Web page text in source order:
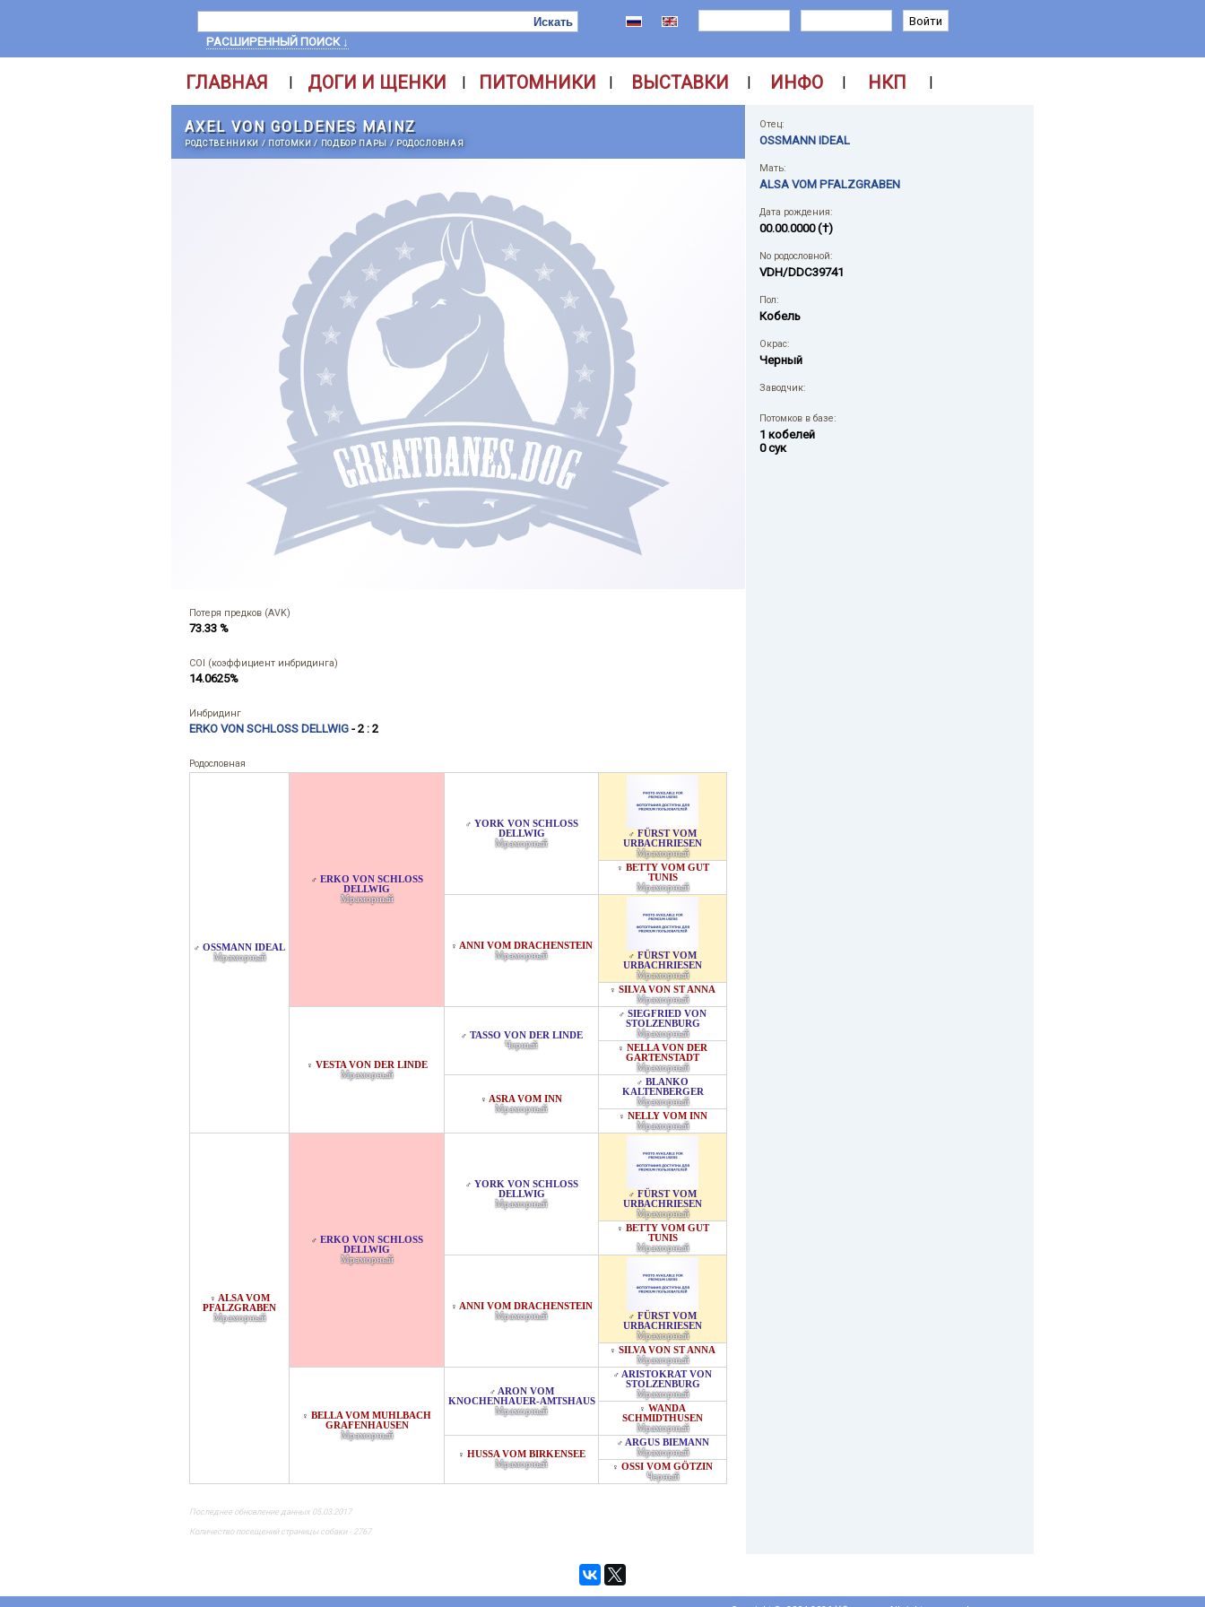
РАСШИРЕННЫЙ ПОИСК ↓
ГЛАВНАЯ | ДОГИ И ЩЕНКИ | ПИТОМНИКИ | ВЫСТАВКИ | ИНФО | НКП |
AXEL VON GOLDENES MAINZ
РОДСТВЕННИКИ / ПОТОМКИ/ ПОДБОР ПАРЫ / РОДОСЛОВНАЯ
Потеря предков (AVK)
73.33 %
COI (коэффициент инбридинга)
14.0625%
Инбридинг
ERKO VON SCHLOSS DELLWIG - 2 : 2
Родословная
♂ OSSMANN IDEAL
Мраморный
♂ ERKO VON SCHLOSS D
ELLWIG
Мраморный
♂ YORK VON SCHLOSS D
ELLWIG
Мраморный
♂ FÜRST VOM
URBACHRIESEN
Мраморный
♀ BETTY VOM GUT
TUNIS
Мраморный
♀ ANNI VOM DRACHENSTEIN
Мраморный
♂ FÜRST VOM
URBACHRIESEN
Мраморный
♀ SILVA VON ST ANNA
Мраморный
♀ VESTA VON DER LINDE
Мраморный
♂ TASSO VON DER LINDE
Черный
♂ SIEGFRIED VON
STOLZENBURG
Мраморный
♀ NELLA VON DER
GARTENSTADT
Мраморный
♀ ASRA VOM INN
Мраморный
♂ BLANKO
KALTENBERGER
Мраморный
♀ NELLY VOM INN
Мраморный
♀ ALSA VOM
PFALZGRABEN
Мраморный
♂ ERKO VON SCHLOSS D
ELLWIG
Мраморный
♂ YORK VON SCHLOSS D
ELLWIG
Мраморный
♂ FÜRST VOM
URBACHRIESEN
Мраморный
♀ BETTY VOM GUT
TUNIS
Мраморный
♀ ANNI VOM DRACHENSTEIN
Мраморный
♂ FÜRST VOM
URBACHRIESEN
Мраморный
♀ SILVA VON ST ANNA
Мраморный
♀ BELLA VOM MUHLBACH
GRAFENHAUSEN
Мраморный
♂ ARON VOM
KNOCHENHAUER-AMTSHAUS
Мраморный
♂ ARISTOKRAT VON
STOLZENBURG
Мраморный
♀ WANDA
SCHMIDTHUSEN
Мраморный
♀ HUSSA VOM BIRKENSEE
Мраморный
♂ ARGUS BIEMANN
Мраморный
♀ OSSI VOM GÖTZIN
Черный
Последнее обновление данных 05.03.2017
Количество посещений страницы собаки - 2767
Отец:
OSSMANN IDEAL
Мать:
ALSA VOM PFALZGRABEN
Дата рождения:
00.00.0000 (†)
No родословной:
VDH/DDC39741
Пол:
Кобель
Окрас:
Черный
Заводчик:
Потомков в базе:
1 кобелей
0 сук